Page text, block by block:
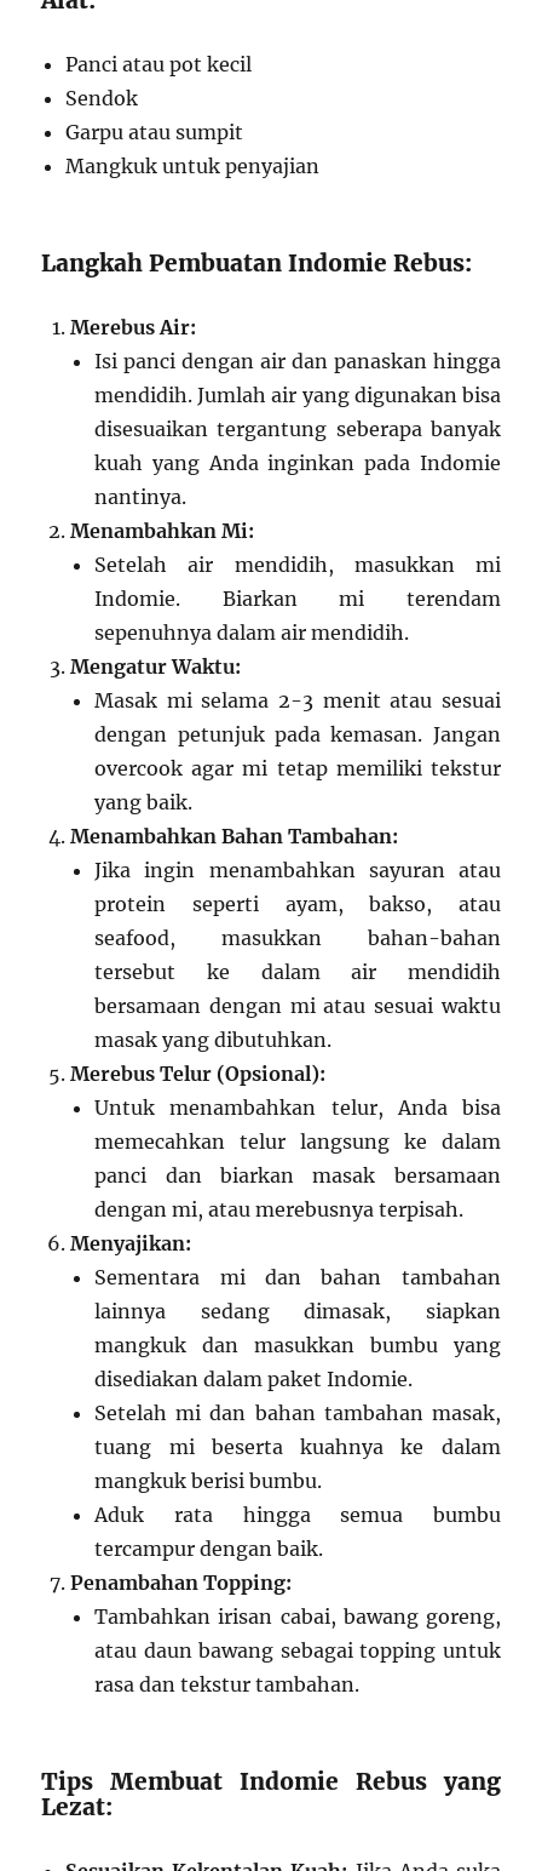
Panci atau pot kecil
Sendok
Garpu atau sumpit
Mangkuk untuk penyajian
Langkah Pembuatan Indomie Rebus:
Merebus Air:
Isi panci dengan air dan panaskan hingga
mendidih. Jumlah air yang digunakan bisa
disesuaikan tergantung seberapa banyak
kuah yang Anda inginkan pada Indomie
nantinya.
Menambahkan Mi:
Setelah air mendidih, masukkan mi
Indomie. Biarkan mi terendam
sepenuhnya dalam air mendidih.
Mengatur Waktu:
Masak mi selama 2-3 menit atau sesuai
dengan petunjuk pada kemasan. Jangan
overcook agar mi tetap memiliki tekstur
yang baik.
Menambahkan Bahan Tambahan:
Jika ingin menambahkan sayuran atau
protein seperti ayam, bakso, atau
seafood, masukkan bahan-bahan
tersebut ke dalam air mendidih
bersamaan dengan mi atau sesuai waktu
masak yang dibutuhkan.
Merebus Telur (Opsional):
Untuk menambahkan telur, Anda bisa
memecahkan telur langsung ke dalam
panci dan biarkan masak bersamaan
dengan mi, atau merebusnya terpisah.
Menyajikan:
Sementara mi dan bahan tambahan
lainnya sedang dimasak, siapkan
mangkuk dan masukkan bumbu yang
disediakan dalam paket Indomie.
Setelah mi dan bahan tambahan masak,
tuang mi beserta kuahnya ke dalam
mangkuk berisi bumbu.
Aduk rata hingga semua bumbu
tercampur dengan baik.
Penambahan Topping:
Tambahkan irisan cabai, bawang goreng,
atau daun bawang sebagai topping untuk
rasa dan tekstur tambahan.
Tips Membuat Indomie Rebus yang
Lezat: